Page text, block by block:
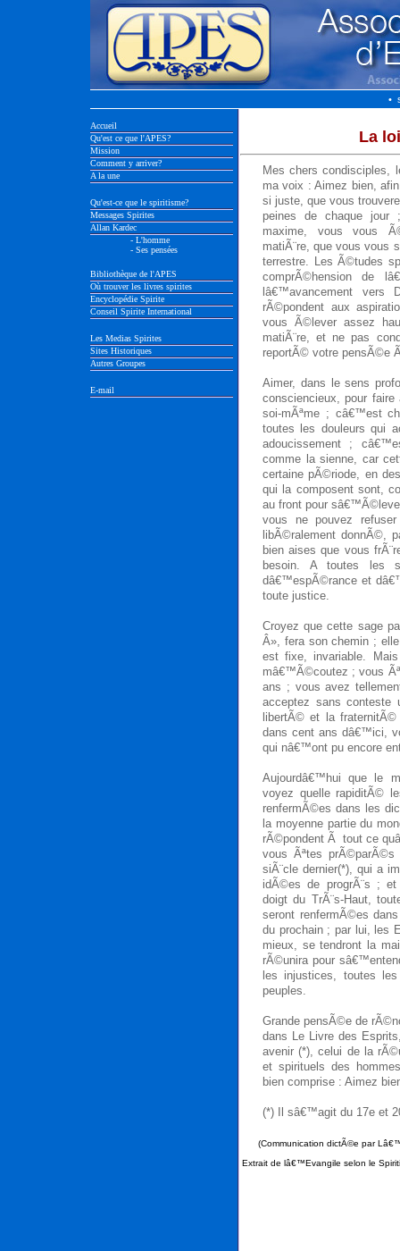
•
Accueil
Qu'est ce que l'APES?
Mission
Comment y arriver?
A la une
Qu'est-ce que le spiritisme?
Messages Spirites
Allan Kardec
- L'homme
- Ses pensées
Bibliothèque de l'APES
Où trouver les livres spirites
Encyclopédie Spirite
Conseil Spirite International
Les Medias Spirites
Sites Historiques
Autres Groupes
E-mail
La
Mes chers condisciples,
ma voix : Aimez bien,
si juste, que vous
peines de chaque jour
maxime, vous vous
matiÃ¨re, que vous vous
terrestre. Les Ã©tudes
comprÃ©hension de
lâ€™avancement vers
rÃ©pondent aux
vous Ã©lever assez
matiÃ¨re, et ne pas
reportÃ© votre pensÃ©e
Aimer, dans le sens
consciencieux, pour
soi-mÃªme ; câ€™est
toutes les douleurs qui
adoucissement ;
comme la sienne, car
certaine pÃ©riode, en
qui la composent sont,
au front pour
vous ne pouvez
libÃ©ralement donnÃ©,
bien aises que vous
besoin. A toutes les
dâ€™espÃ©rance et
toute justice.
Croyez que cette sage
Â», fera son chemin ;
est fixe, invariable.
mâ€™Ã©coutez ; vous
ans ; vous avez
acceptez sans conteste
libertÃ© et la
dans cent ans dâ€™ici,
qui nâ€™ont pu encore
Aujourdâ€™hui que le
voyez quelle rapiditÃ©
renfermÃ©es dans les
la moyenne partie du
rÃ©pondent Ã tout ce
vous Ãªtes
siÃ¨cle dernier(*), qui a
idÃ©es de progrÃ¨s ;
doigt du TrÃ¨s-Haut,
seront renfermÃ©es
du prochain ; par lui, les
mieux, se tendront la
rÃ©unira pour
les injustices, toutes
peuples.
Grande pensÃ©e de
dans Le Livre des
avenir (*), celui de la
et spirituels des
bien comprise : Aimez
(*) Il sâ€™agit du 17e et
(Communication dictÃ©e par
Extrait de lâ€™Evangile selon le